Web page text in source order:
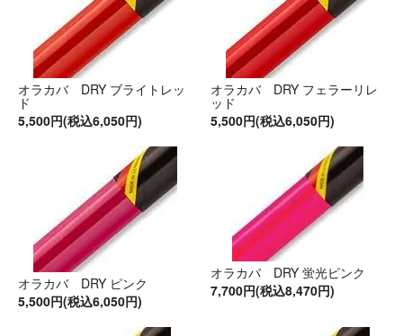
オラカバ DRY ブライトレッ
ド
5,500円(税込6,050円)
オラカバ DRY フェラーリレ
ッド
5,500円(税込6,050円)
オラカバ DRY ピンク
5,500円(税込6,050円)
オラカバ DRY 蛍光ピンク
7,700円(税込8,470円)